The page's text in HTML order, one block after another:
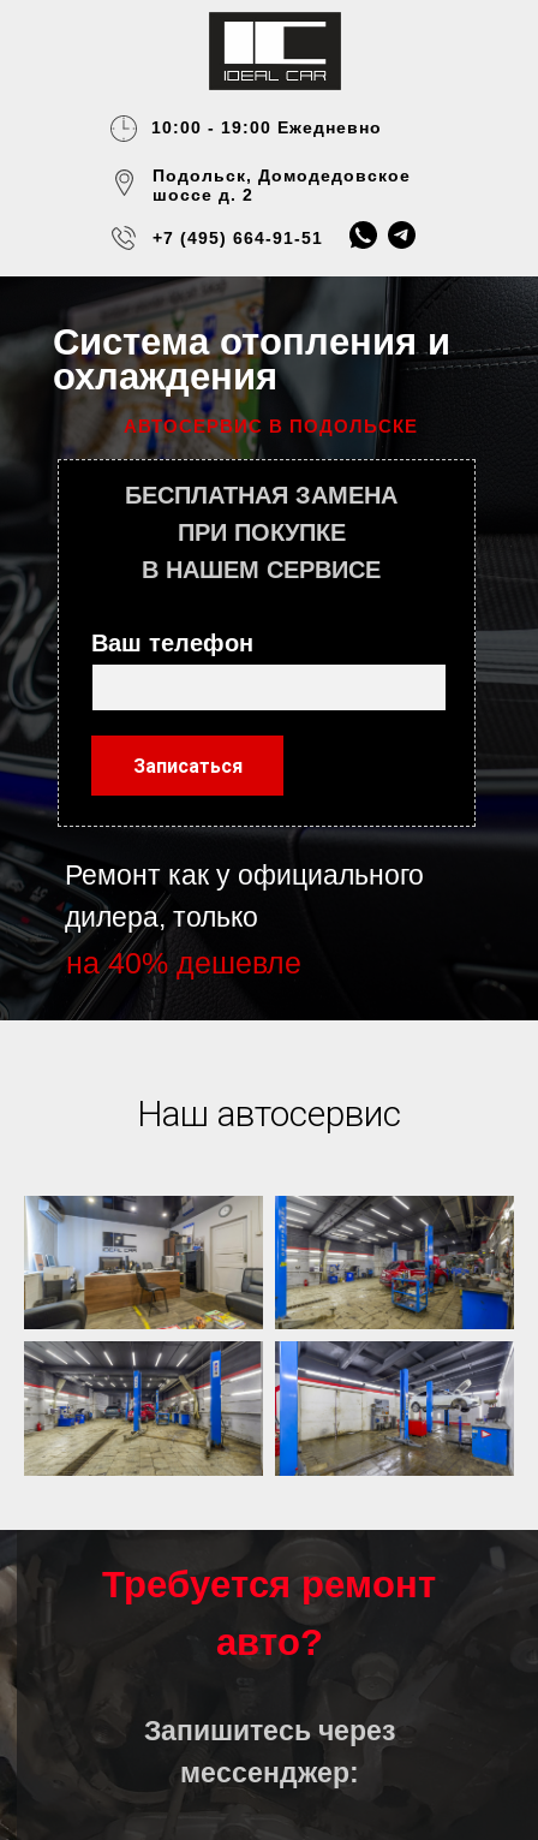
10:00 - 19:00 Ежедневно
+7 (929) 641-37-38
Подольск, Домодедовское
шоссе д. 2
+7 (495) 664-91-51
Система отопления и
охлаждения
Ремонт как у официального
дилера, только
на 40% дешевле
Ваш телефон
Записаться
БЕСПЛАТНАЯ ЗАМЕНА
ПРИ ПОКУПКЕ
В НАШЕМ СЕРВИСЕ
АВТОСЕРВИС В ПОДОЛЬСКЕ
Наш автосервис
Запишитесь через
мессенджер:
Требуется ремонт
авто?